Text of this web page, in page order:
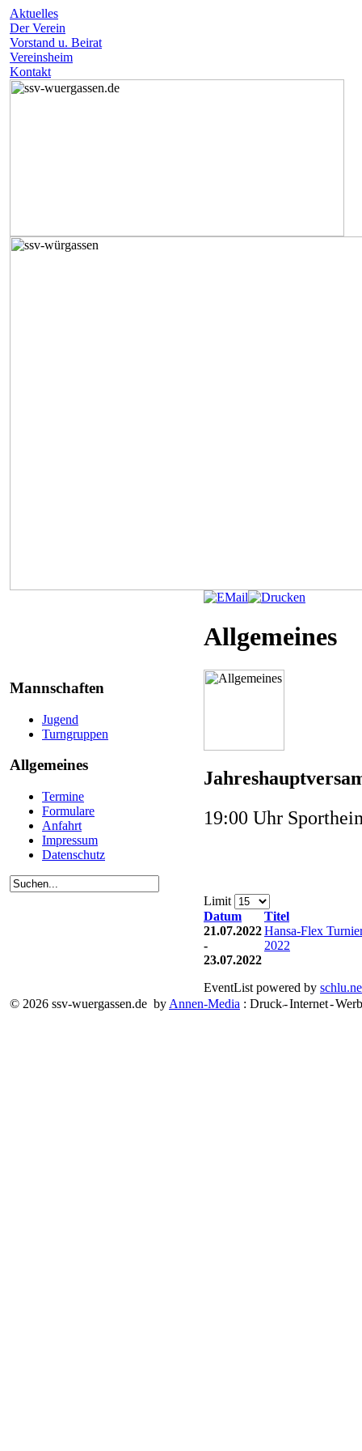
Aktuelles
Der Verein
Vorstand u. Beirat
Vereinsheim
Kontakt
Mannschaften
Jugend
Turngruppen
Allgemeines
Termine
Formulare
Anfahrt
Impressum
Datenschutz
Allgemeines
19:00 Uhr
Limit
Datum
Titel
21.07.2022
-
23.07.2022
Hansa-Flex
2022
EventList powered by
© 2026 ssv-wuergassen.de by Annen-Media : Druck-Internet-